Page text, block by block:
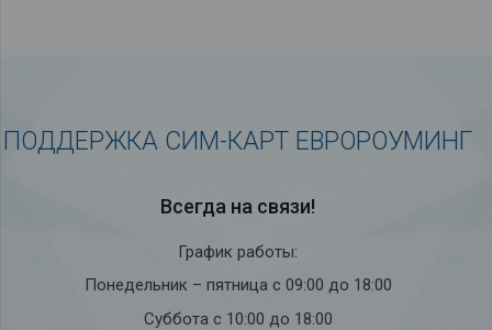
ПОДДЕРЖКА СИМ-КАРТ ЕВРОРОУМИНГ
Всегда на связи!
График работы:
Понедельник – пятница с 09:00 до 18:00
Суббота с 10:00 до 18:00